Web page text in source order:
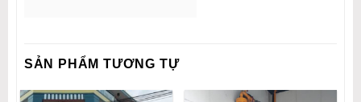
SẢN PHẨM TƯƠNG TỰ